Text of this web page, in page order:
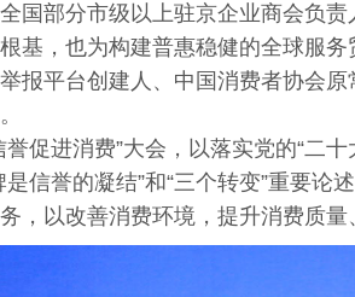
国部分市级以上驻京企业商会负
基，也为构建普惠稳健的全球服
报平台创建人、中国消费者协会
誉促进消费”大会，以落实党的“二
是信誉的凝结”和“三个转变”重要论
，以改善消费环境，提升消费质